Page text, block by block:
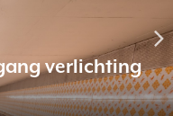
verlichting